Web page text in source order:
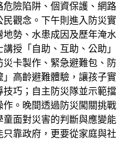
險陷阱、個資保護、網路
觀念。下午則進入防災實
勢、水患成因及歷年淹水
授「自助、互助、公助」
災卡製作、緊急避難包、防
高齡避難體驗，讓孩子實
技巧；自主防災隊並示範擋
。晚間透過防災闖關挑戰
面對災害的判斷與應變能
靠政府，更要從家庭與社